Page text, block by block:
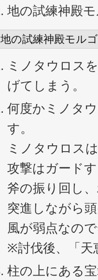
地の試練神殿
地の試練神殿モル
ミノタウロス
げてしまう。
何度かミノタ
す。
ミノタウロス
攻撃はガード
斧の振り回し
突進しながら
風が弱点なの
※討伐後、「天
柱の上にある